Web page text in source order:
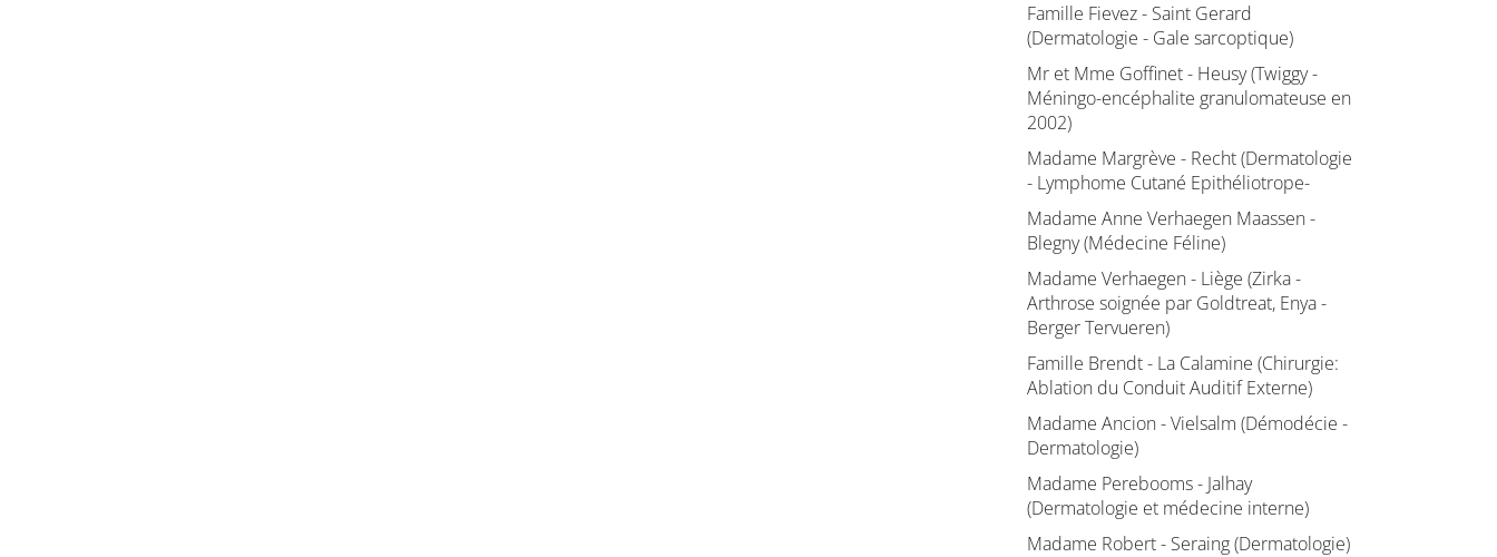
Famille Fievez - Saint Gerard
(Dermatologie - Gale sarcoptique)
Mr et Mme Goffinet - Heusy (Twiggy -
Méningo-encéphalite granulomateuse en
2002)
Madame Margrève - Recht (Dermatologie
- Lymphome Cutané Epithéliotrope-
Madame Anne Verhaegen Maassen -
Blegny (Médecine Féline)
Madame Verhaegen - Liège (Zirka -
Arthrose soignée par Goldtreat, Enya -
Berger Tervueren)
Famille Brendt - La Calamine (Chirurgie:
Ablation du Conduit Auditif Externe)
Madame Ancion - Vielsalm (Démodécie -
Dermatologie)
Madame Perebooms - Jalhay
(Dermatologie et médecine interne)
Madame Robert - Seraing (Dermatologie)